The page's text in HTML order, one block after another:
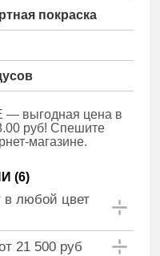
покраска
— выгодная цена в
руб! Спешите
магазине.
(6)
в любой цвет
21 500 руб